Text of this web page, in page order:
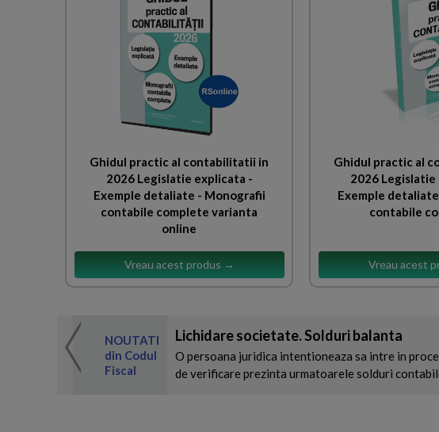
Ghidul practic al contabilitatii in
2026 Legislatie explicata -
Exemple detaliate - Monografii
contabile complete varianta
online
Vreau acest produs →
Ghidul practic al
2026 Legislatie
Exemple
contabile
Vreau acest
NOUTATI
din Codul
Fiscal
Lichidare societate. Solduri balanta
O persoana juridica intentioneaza sa intre in
de verificare prezinta urmatoarele solduri